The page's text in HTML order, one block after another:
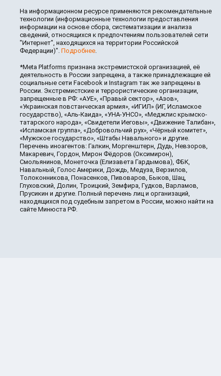
На информационном ресурсе применяются рекомендательные
технологии (информационные технологии предоставления
информации на основе сбора, систематизации и анализа
сведений, относящихся к предпочтениям пользователей сети
"Интернет", находящихся на территории Российской
Федерации)". Подробнее.
*Meta Platforms признана экстремистской организацией, её
деятельность в России запрещена, а также принадлежащие ей
социальные сети Facebook и Instagram так же запрещены в
России. Экстремистские и террористические организации,
запрещенные в РФ: «АУЕ», «Правый сектор», «Азов»,
«Украинская повстанческая армия», «ИГИЛ» (ИГ, Исламское
государство), «Аль-Каида», «УНА-УНСО», «Меджлис крымско-
татарского народа», «Свидетели Иеговы», «Движение Талибан»,
«Исламская группа», «Добровольчий рух», «Чёрный комитет»,
«Мужское государство», «Штабы Навального» и другие.
Перечень иноагентов: Галкин, Моргенштерн, Дудь, Невзоров,
Макаревич, Гордон, Мирон Фёдоров (Оксимирон),
Смольянинов, Монеточка (Елизавета Гардымова), ФБК,
Навальный, Голос Америки, Дождь, Медуза, Верзилов,
Толоконникова, Понасенков, Пивоваров, Быков, Шац,
Глуховский, Долин, Троицкий, Земфира, Гудков, Варламов,
Прусикин и другие. Полный перечень лиц и организаций,
находящихся под судебным запретом в России, можно найти на
сайте Минюста РФ.